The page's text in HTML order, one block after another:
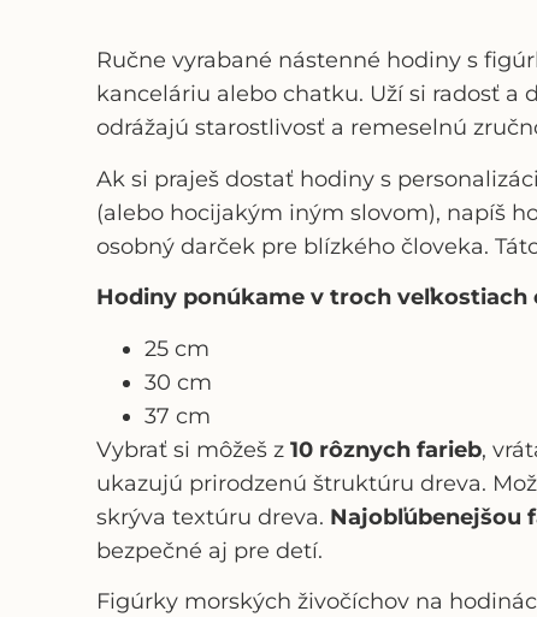
Ručne vyrabané nástenné hodiny s
kanceláriu alebo chatku. Uží si radosť a
odrážajú starostlivosť a remeselnú
Ak si praješ dostať hodiny s
(alebo hocijakým iným slovom), napíš
osobný darček pre blízkého človeka.
Hodiny ponúkame v troch veľkostiach
25 cm
30 cm
37 cm
Vybrať si môžeš z 10 rôznych farieb,
ukazujú prirodzenú štruktúru dreva.
skrýva textúru dreva. Najobľúbenejšou
bezpečné aj pre detí.
Figúrky morských živočíchov na